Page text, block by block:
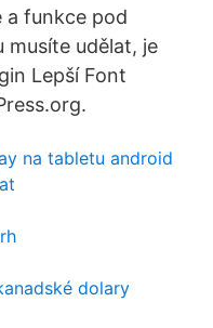
a funkce pod
musíte udělat, je
Lepší Font
na tabletu android
dolary